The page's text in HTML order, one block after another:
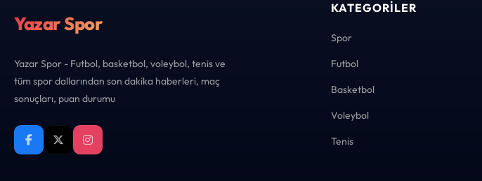
Yazar Spor
Yazar Spor - Futbol, basketbol, voleybol, tenis ve
tüm spor dallarından son dakika haberleri, maç
sonuçları, puan durumu
KATEGORILER
Spor
Futbol
Basketbol
Voleybol
Tenis